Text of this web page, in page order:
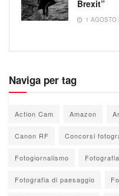
Brexit”
1 AGOSTO
Naviga per tag
Action Cam Amazon
Canon RF Concorsi
Fotogiornalismo
Fotografia di paesaggio